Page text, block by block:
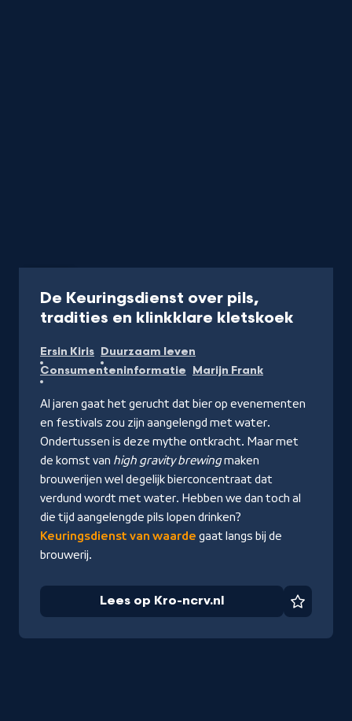
De Keuringsdienst over pils,
tradities en klinkklare kletskoek
Ersin Kiris Duurzaam leven
Consumenteninformatie Marijn Frank
Al jaren gaat het gerucht dat bier op evenementen
en festivals zou zijn aangelengd met water.
Ondertussen is deze mythe ontkracht. Maar met
de komst van high gravity brewingmaken
brouwerijen wel degelijk bierconcentraat dat
verdund wordt met water. Hebben we dan toch al
die tijd aangelengde pils lopen drinken?
Keuringsdienst van waarde gaat langs bij de
brouwerij.
Lees op Kro-ncrv.nl